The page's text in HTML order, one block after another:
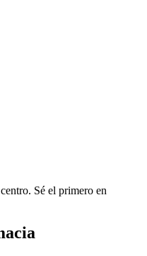
Sé el primero en